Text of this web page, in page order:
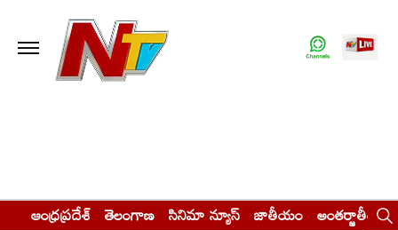
ఆంధ్రప్రదేశ్ తెలంగాణ సినిమా న్యూస్ జాతీయం అంతర్జాతీయం